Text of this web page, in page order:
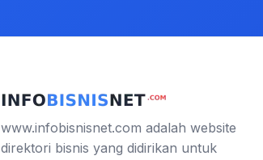
www.infobisnisnet.com adalah website
direktori bisnis yang didirikan untuk